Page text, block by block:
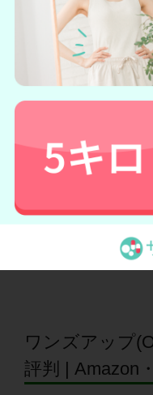
2回目以降は1袋あたり
ットの継続をサポート
感じました！
「周りからの視線が気
しいです！
ワン
ワンズアップ
評判 | Amazon